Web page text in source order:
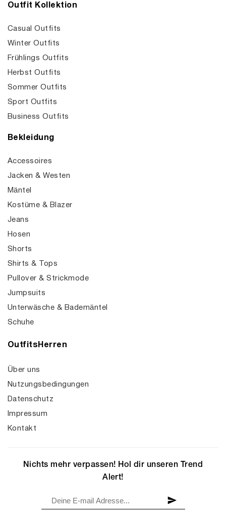
Outfit Kollektion
Casual Outfits
Winter Outfits
Frühlings Outfits
Herbst Outfits
Sommer Outfits
Sport Outfits
Business Outfits
Bekleidung
Accessoires
Jacken & Westen
Mäntel
Kostüme & Blazer
Jeans
Hosen
Shorts
Shirts & Tops
Pullover & Strickmode
Jumpsuits
Unterwäsche & Bademäntel
Schuhe
OutfitsHerren
Über uns
Nutzungsbedingungen
Datenschutz
Impressum
Kontakt
Nichts mehr verpassen! Hol dir unseren Trend
Alert!